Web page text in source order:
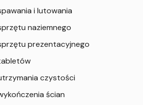
i lutowania
naziemnego
prezentacyjnego
czystości
ścian